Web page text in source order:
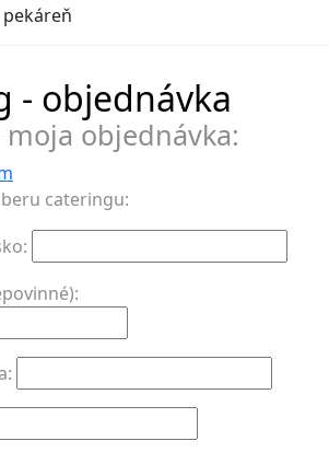
- objednávka
objednávka:
cateringu: